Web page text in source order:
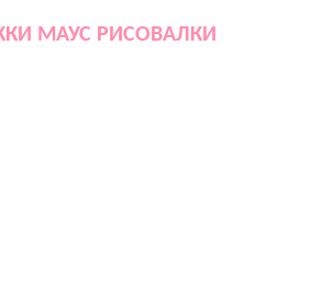
МАУС РИСОВАЛКИ